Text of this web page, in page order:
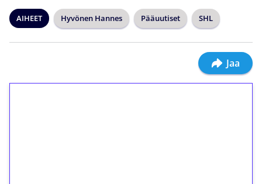
AIHEET Hyvönen Hannes Pääuutiset SHL
Jaa